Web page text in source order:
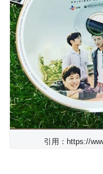
引用：https://